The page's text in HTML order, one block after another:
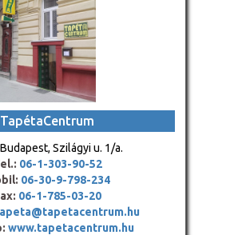
TapétaCentrum
Szilágyi u. 1/a.
06-1-303-90-52
06-30-9-798-234
06-1-785-03-20
www.tapetacentrum.hu